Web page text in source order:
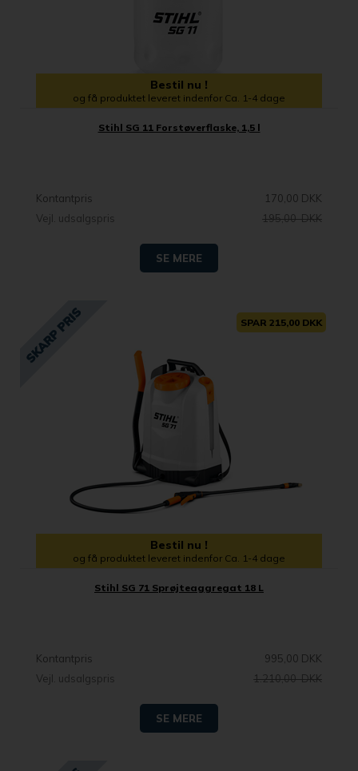
Bestil nu !
og få produktet leveret indenfor Ca. 1-4 dage
Stihl SG 11 Forstøverflaske, 1,5 l
Kontantpris
170,00 DKK
Vejl. udsalgspris
195,00 DKK
SE MERE
SPAR 215,00 DKK
Bestil nu !
og få produktet leveret indenfor Ca. 1-4 dage
Stihl SG 71 Sprøjteaggregat 18 L
Kontantpris
995,00 DKK
Vejl. udsalgspris
1.210,00 DKK
SE MERE